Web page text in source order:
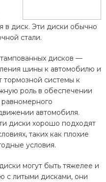
в диск. Эти диски обычно
стали.
дисков —
шины к автомобилю и
тормозной системы к
роль в обеспечении
равномерного
автомобиля.
диски хорошо подходят
таких как плохие
условия.
могут быть тяжелее и
с литыми дисками, они